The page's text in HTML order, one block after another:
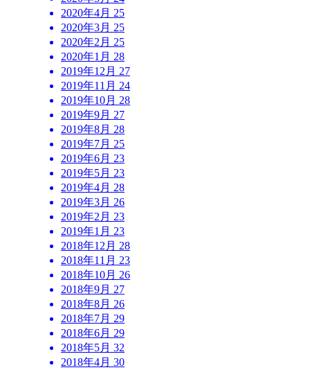
2020年4月 25
2020年3月 25
2020年2月 25
2020年1月 28
2019年12月 27
2019年11月 24
2019年10月 28
2019年9月 27
2019年8月 28
2019年7月 25
2019年6月 23
2019年5月 23
2019年4月 28
2019年3月 26
2019年2月 23
2019年1月 23
2018年12月 28
2018年11月 23
2018年10月 26
2018年9月 27
2018年8月 26
2018年7月 29
2018年6月 29
2018年5月 32
2018年4月 30